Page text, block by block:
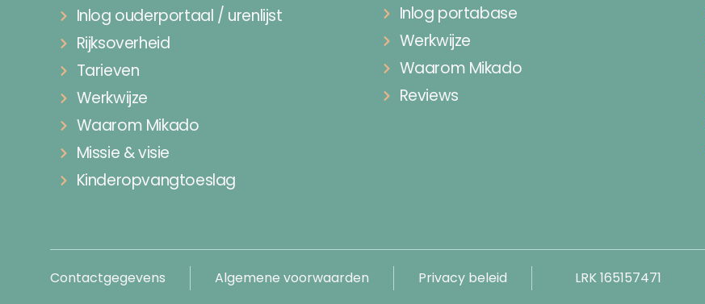
Inlog ouderportaal / urenlijst
Rijksoverheid
Tarieven
Werkwijze
Waarom Mikado
Missie & visie
Kinderopvangtoeslag
Inlog portabase
Werkwijze
Waarom Mikado
Reviews
Contactgegevens Algemene voorwaarden Privacy beleid LRK 165157471